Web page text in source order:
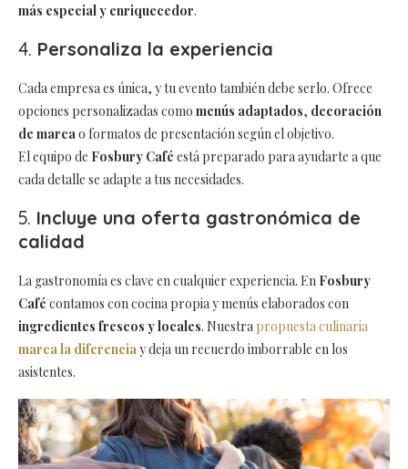
más especial y enriquecedor.
4. Personaliza la experiencia
Cada empresa es única, y tu evento también debe serlo. Ofrece
opciones personalizadas como menús adaptados, decoración
de marca o formatos de presentación según el objetivo.
El equipo de Fosbury Café está preparado para ayudarte a que
cada detalle se adapte a tus necesidades.
5. Incluye una oferta gastronómica de
calidad
La gastronomía es clave en cualquier experiencia. En Fosbury
Café contamos con cocina propia y menús elaborados con
ingredientes frescos y locales. Nuestra propuesta culinaria
marca la diferencia y deja un recuerdo imborrable en los
asistentes.